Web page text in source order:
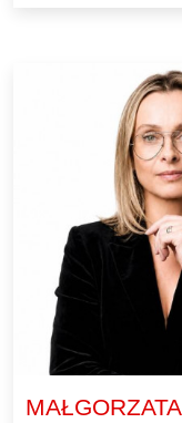
MAŁGORZATA